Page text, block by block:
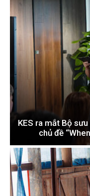
KES ra mắt Bộ
chủ đề